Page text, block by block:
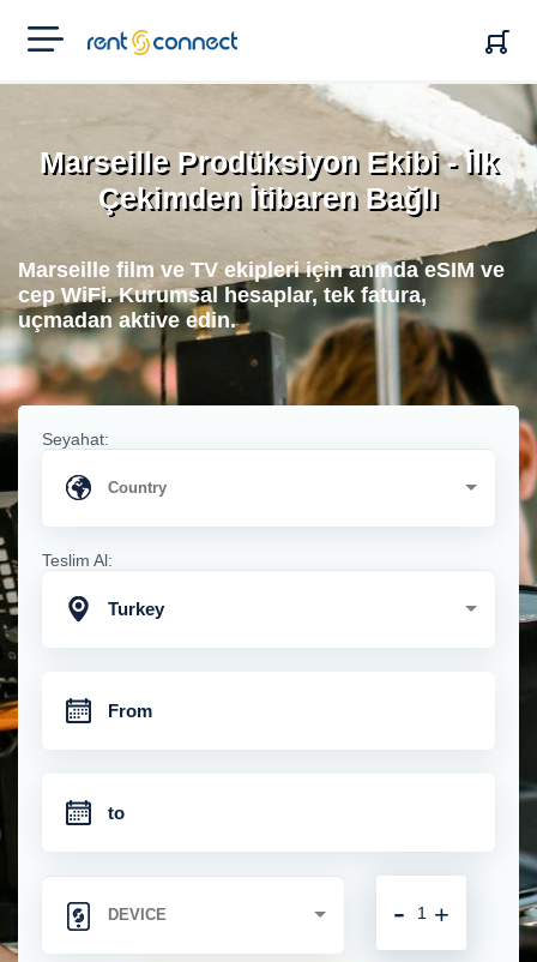
RENT'N
CONNECT
Marseille Prodüksiyon Ekibi - İlk
Çekimden İtibaren Bağlı
Marseille film ve TV ekipleri için anında eSIM ve
cep WiFi. Kurumsal hesaplar, tek fatura,
uçmadan aktive edin.
Seyahat:
Teslim Al:
Turkey
+
-